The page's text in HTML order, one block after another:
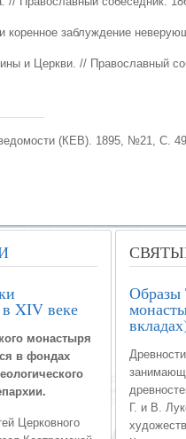
коренное заблуждение
и Церкви. // Православный
(КЕВ). 1895, №21, С.
в XIV веке
монастыря
в фондах
Церковного
Образы
Г. и В.